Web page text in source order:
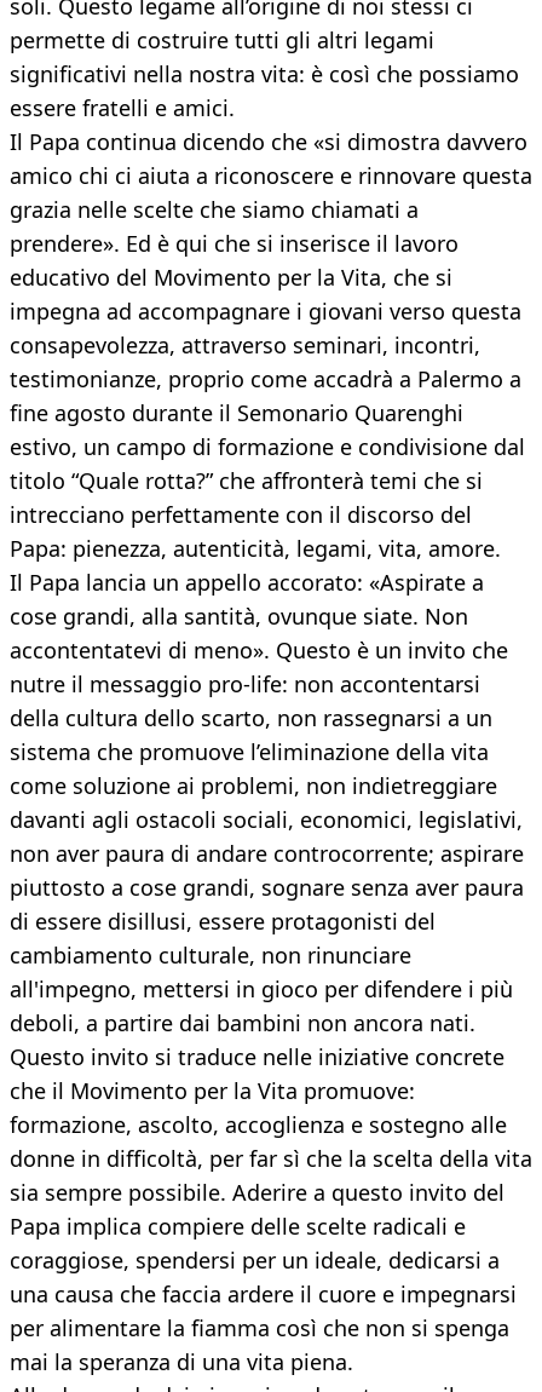
soli. Questo legame all’origine di noi stessi ci
permette di costruire tutti gli altri legami
significativi nella nostra vita: è così che possiamo
essere fratelli e amici.
Il Papa continua dicendo che «si dimostra davvero
amico chi ci aiuta a riconoscere e rinnovare questa
grazia nelle scelte che siamo chiamati a
prendere». Ed è qui che si inserisce il lavoro
educativo del Movimento per la Vita, che si
impegna ad accompagnare i giovani verso questa
consapevolezza, attraverso seminari, incontri,
testimonianze, proprio come accadrà a Palermo a
fine agosto durante il Semonario Quarenghi
estivo, un campo di formazione e condivisione dal
titolo “Quale rotta?” che affronterà temi che si
intrecciano perfettamente con il discorso del
Papa: pienezza, autenticità, legami, vita, amore.
Il Papa lancia un appello accorato: «Aspirate a
cose grandi, alla santità, ovunque siate. Non
accontentatevi di meno». Questo è un invito che
nutre il messaggio pro-life: non accontentarsi
della cultura dello scarto, non rassegnarsi a un
sistema che promuove l’eliminazione della vita
come soluzione ai problemi, non indietreggiare
davanti agli ostacoli sociali, economici, legislativi,
non aver paura di andare controcorrente; aspirare
piuttosto a cose grandi, sognare senza aver paura
di essere disillusi, essere protagonisti del
cambiamento culturale, non rinunciare
all'impegno, mettersi in gioco per difendere i più
deboli, a partire dai bambini non ancora nati.
Questo invito si traduce nelle iniziative concrete
che il Movimento per la Vita promuove:
formazione, ascolto, accoglienza e sostegno alle
donne in difficoltà, per far sì che la scelta della vita
sia sempre possibile. Aderire a questo invito del
Papa implica compiere delle scelte radicali e
coraggiose, spendersi per un ideale, dedicarsi a
una causa che faccia ardere il cuore e impegnarsi
per alimentare la fiamma così che non si spenga
mai la speranza di una vita piena.